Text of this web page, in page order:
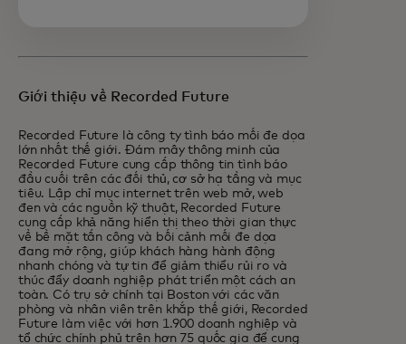
Giới thiệu về Recorded Future
Recorded Future là công ty tình báo mối đe dọa
lớn nhất thế giới. Đám mây thông minh của
Recorded Future cung cấp thông tin tình báo
đầu cuối trên các đối thủ, cơ sở hạ tầng và mục
tiêu. Lập chỉ mục internet trên web mở, web
đen và các nguồn kỹ thuật, Recorded Future
cung cấp khả năng hiển thị theo thời gian thực
về bề mặt tấn công và bối cảnh mối đe dọa
đang mở rộng, giúp khách hàng hành động
nhanh chóng và tự tin để giảm thiểu rủi ro và
thúc đẩy doanh nghiệp phát triển một cách an
toàn. Có trụ sở chính tại Boston với các văn
phòng và nhân viên trên khắp thế giới, Recorded
Future làm việc với hơn 1.900 doanh nghiệp và
tổ chức chính phủ trên hơn 75 quốc gia để cung